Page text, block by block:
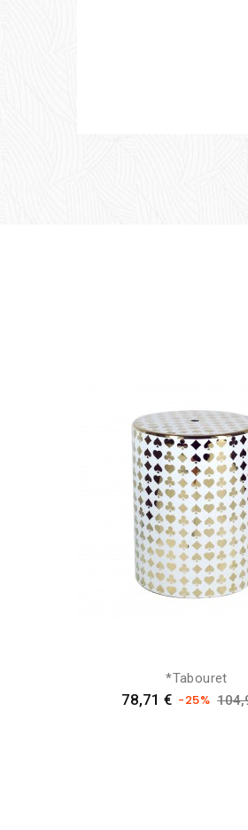
*tabouret
Preis
78,71 € -25%